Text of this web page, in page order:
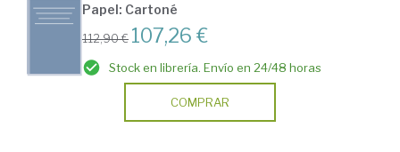
Papel: Cartoné
112,90 € 107,26 €
Stock en librería. Envío en 24/48 horas
COMPRAR